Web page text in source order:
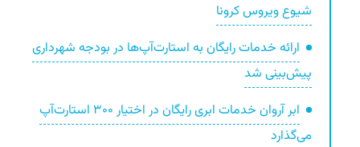
شیوع ویروس کرونا
ارائه خدمات رایگان به استارت‌آپ‌ها در بودجه شهرداری
پیش‌بینی شد
ابر آروان خدمات ابری رایگان در اختیار ۳۰۰ استارت‌آپ
می‌گذارد